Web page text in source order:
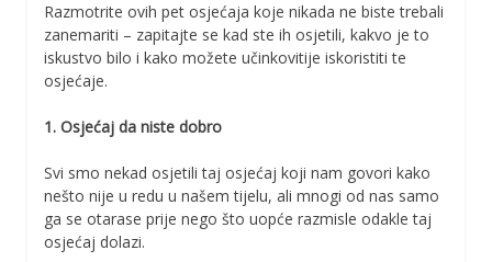
Razmotrite ovih pet osjećaja koje nikada ne biste trebali
zanemariti – zapitajte se kad ste ih osjetili, kakvo je to
iskustvo bilo i kako možete učinkovitije iskoristiti te
osjećaje.
1. Osjećaj da niste dobro
Svi smo nekad osjetili taj osjećaj koji nam govori kako
nešto nije u redu u našem tijelu, ali mnogi od nas samo
ga se otarase prije nego što uopće razmisle odakle taj
osjećaj dolazi.